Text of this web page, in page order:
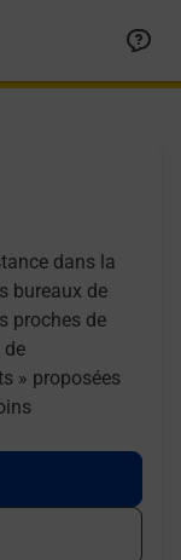
dans la
bureaux de
proches de
de
» proposées